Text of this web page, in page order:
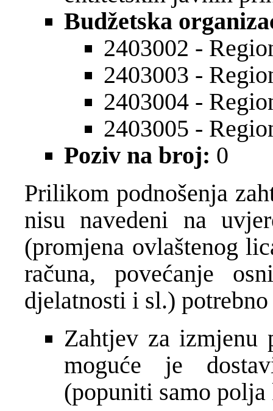
Budžetska
2403002 -
2403003 -
2403004 -
2403005 -
Poziv na broj: 0
Prilikom podnošenja
nisu navedeni na
(promjena ovlaštenog
računa, povećanje
djelatnosti i sl.)
Zahtjev za izmjenu
moguće je
(popuniti samo